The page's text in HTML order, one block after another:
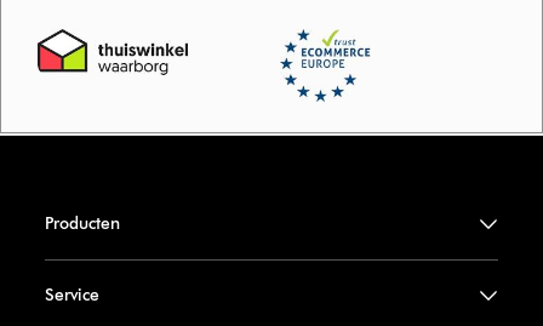
Producten
Service